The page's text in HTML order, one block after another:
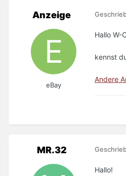
Anzeige
eBay
Hallo W-
kennst
Andere
MR.32
Hallo!